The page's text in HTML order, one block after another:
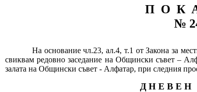
П О К
№
На основание чл.23, ал.4, т.1 от Закона за
свиквам редовно заседание на Общински съвет –
залата на Общински съвет - Алфатар, при следния
Д Н Е В Е